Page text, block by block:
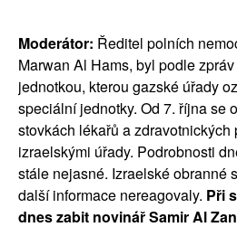
Moderátor: Ředitel polních
Marwan Al Hams, byl podle
jednotkou, kterou gazské úřady
speciální jednotky. Od 7. října se
stovkách lékařů a
izraelskými úřady. Podrobnosti
stále nejasné. Izraelské obranné
další informace nereagovaly. Při
dnes zabit novinář Samir Al